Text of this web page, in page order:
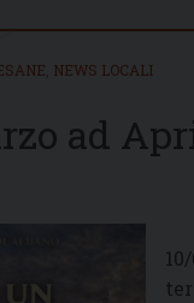
NEWS LOCALI
ad